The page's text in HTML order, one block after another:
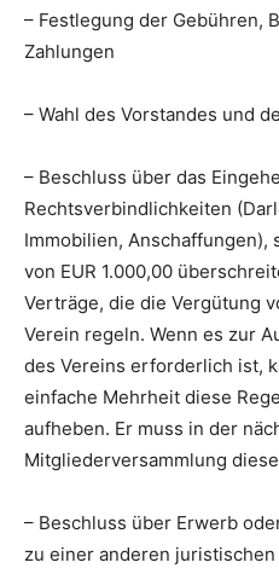
– Festlegung der Gebühren,
Zahlungen
– Wahl des Vorstandes und
– Beschluss über das
Rechtsverbindlichkeiten
Immobilien, Anschaffungen),
von EUR 1.000,00
Verträge, die die Vergütung
Verein regeln. Wenn es zur
des Vereins erforderlich ist,
einfache Mehrheit diese
aufheben. Er muss in der
Mitgliederversammlung
– Beschluss über Erwerb
zu einer anderen juristischen